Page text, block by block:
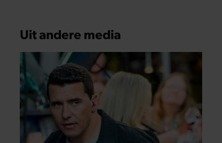
Uit andere media